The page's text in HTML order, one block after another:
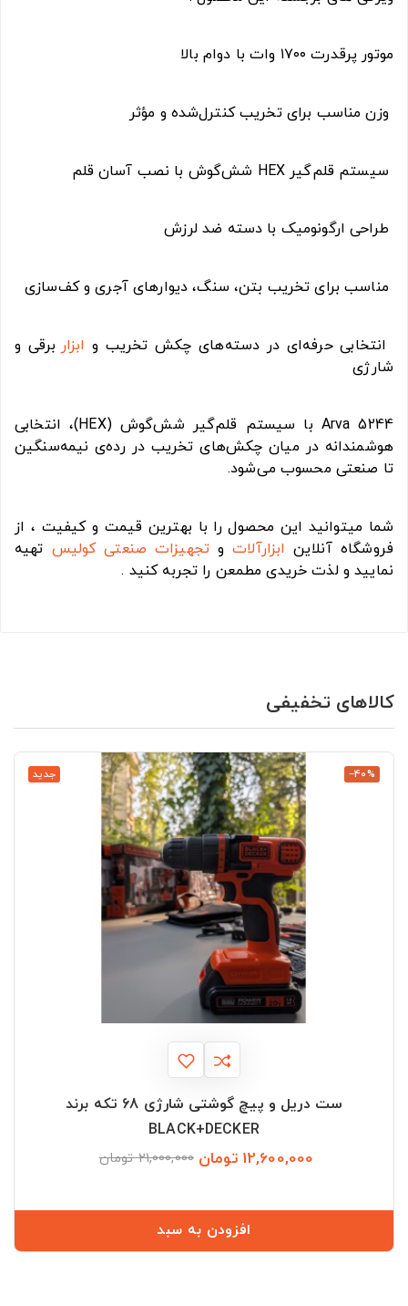
موتور پرقدرت ۱۷۰۰ وات با دوام بالا
وزن مناسب برای تخریب کنترل‌شده و مؤثر
سیستم قلم‌گیر HEX شش‌گوش با نصب آسان قلم
طراحی ارگونومیک با دسته ضد لرزش
مناسب برای تخریب بتن، سنگ، دیوارهای آجری و کف‌سازی
انتخابی حرفه‌ای در دسته‌های چکش تخریب و ابزار برقی و
شارژی
Arva 5244 با سیستم قلم‌گیر شش‌گوش (HEX)، انتخابی
هوشمندانه در میان چکش‌های تخریب در رده‌ی نیمه‌سنگین
تا صنعتی محسوب می‌شود.
شما میتوانید این محصول را با بهترین قیمت و کیفیت ، از
فروشگاه آنلاین ابزارآلاتو تجهیزات صنعتی کولیس تهیه
نمایید و لذت خریدی مطمعن را تجربه کنید .
کالاهای تخفیفی
جدید ‎−40%
ست دریل و پیچ گوشتی شارژی 68 تکه برند
BLACK+DECKER
12,600,000 تومان 21,000,000 تومان
افزودن به سبد